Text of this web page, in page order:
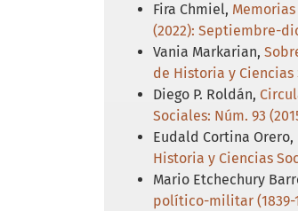
Fira Chmiel,
(2022): Septiembre-
Vania Markarian,
de Historia y
Diego P. Roldán,
Sociales: Núm. 93
Eudald Cortina Orero,
Historia y Ciencias
Mario Etchechury
político-militar (1839-